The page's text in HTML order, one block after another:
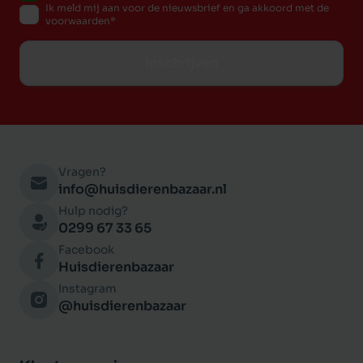
Ik meld mij aan voor de nieuwsbrief en ga akkoord met de
voorwaarden
Vragen?
info@huisdierenbazaar.nl
Hulp nodig?
0299 67 33 65
Facebook
Huisdierenbazaar
Instagram
@huisdierenbazaar